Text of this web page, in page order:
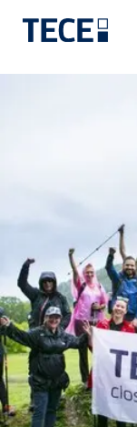
Skip to main content